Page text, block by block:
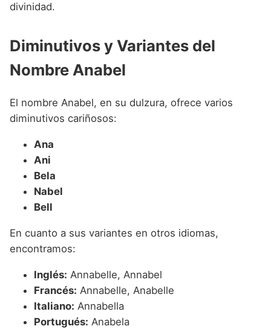
divinidad.
Diminutivos y Variantes del
Nombre Anabel
El nombre Anabel, en su dulzura, ofrece varios
diminutivos cariñosos:
Ana
Ani
Bela
Nabel
Bell
En cuanto a sus variantes en otros idiomas,
encontramos:
Inglés: Annabelle, Annabel
Francés: Annabelle, Anabelle
Italiano: Annabella
Portugués: Anabela